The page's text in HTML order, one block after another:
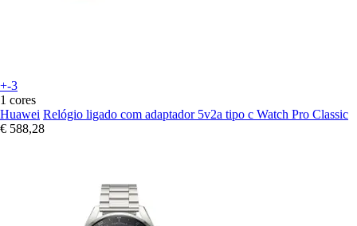
+-3
1 cores
Huawei Relógio ligado com adaptador 5v2a tipo c Watch Pro Classic
€ 588,28